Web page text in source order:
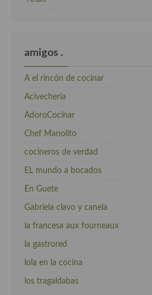
amigos .
A el rincón de cocinar
Acivecheria
AdoroCocinar
Chef Manolito
cocineros de verdad
EL mundo a bocados
En Guete
Gabriela clavo y canela
la francesa aux fourneaux
la gastrored
lola en la cocina
los tragaldabas